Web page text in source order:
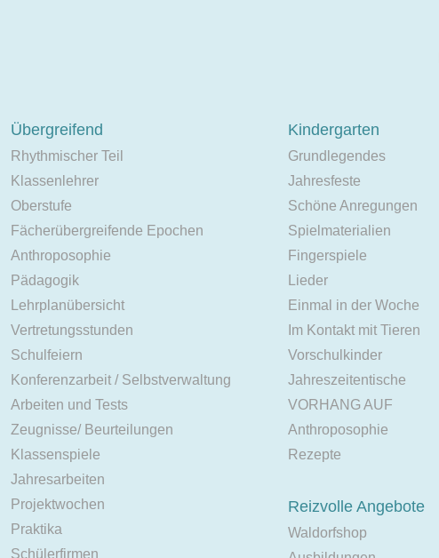
Übergreifend
Rhythmischer Teil
Klassenlehrer
Oberstufe
Fächerübergreifende Epochen
Anthroposophie
Pädagogik
Lehrplanübersicht
Vertretungsstunden
Schulfeiern
Konferenzarbeit / Selbstverwaltung
Arbeiten und Tests
Zeugnisse/ Beurteilungen
Klassenspiele
Jahresarbeiten
Projektwochen
Praktika
Schülerfirmen
Kindergarten
Grundlegendes
Jahresfeste
Schöne Anregungen
Spielmaterialien
Fingerspiele
Lieder
Einmal in der Woche
Im Kontakt mit Tieren
Vorschulkinder
Jahreszeitentische
VORHANG AUF
Anthroposophie
Rezepte
Reizvolle Angebote
Waldorfshop